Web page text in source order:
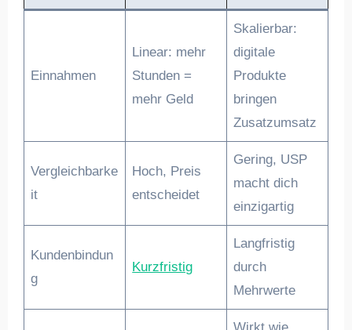
Einnahmen
Linear: mehr
Stunden =
mehr Geld
Skalierbar:
digitale
Produkte
bringen
Zusatzumsatz
Vergleichbarke
it
Hoch, Preis
entscheidet
Gering, USP
macht dich
einzigartig
Kundenbindun
g
Kurzfristig
Langfristig
durch
Mehrwerte
Wirkt wie